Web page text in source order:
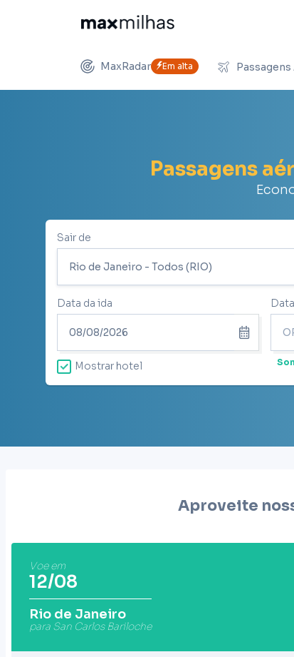
MaxRadar Em alta Passagens
Passagens
Sair de
Data da ida
Mostrar hotel
Aproveite
Voe em
12/08
Rio de Janeiro
para San Carlos Bariloche